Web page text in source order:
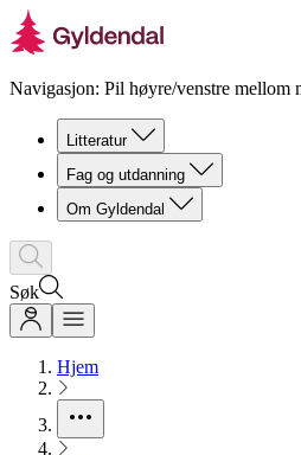
Navigasjon: Pil høyre/venstre mellom
Litteratur
Fag og utdanning
Om Gyldendal
Søk
Hjem